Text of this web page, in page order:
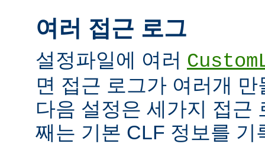
여러 접근 로그
설정파일에 여러
면 접근 로그가 여러개
다음 설정은 세가지 접근
째는 기본 CLF 정보를 기